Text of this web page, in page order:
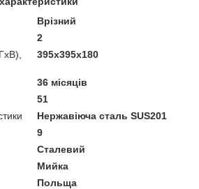
Врізний
2
395х395х180
36 місяців
51
Нержавіюча сталь SUS201
9
Сталевий
Мийка
Польща